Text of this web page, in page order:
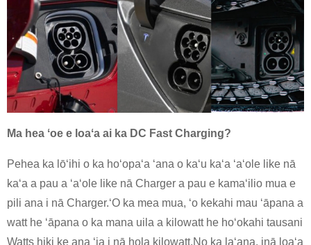
Ma hea ʻoe e loaʻa ai ka DC Fast Charging?
Pehea ka lōʻihi o ka hoʻopaʻa ʻana o kaʻu kaʻa ʻaʻole like nā
kaʻa a pau a ʻaʻole like nā Charger a pau e kamaʻilio mua e
pili ana i nā Charger.ʻO ka mea mua, ʻo kekahi mau ʻāpana a
watt he ʻāpana o ka mana uila a kilowatt he hoʻokahi tausani
Watts hiki ke ana ʻia i nā hola kilowatt.No ka laʻana, inā loaʻa